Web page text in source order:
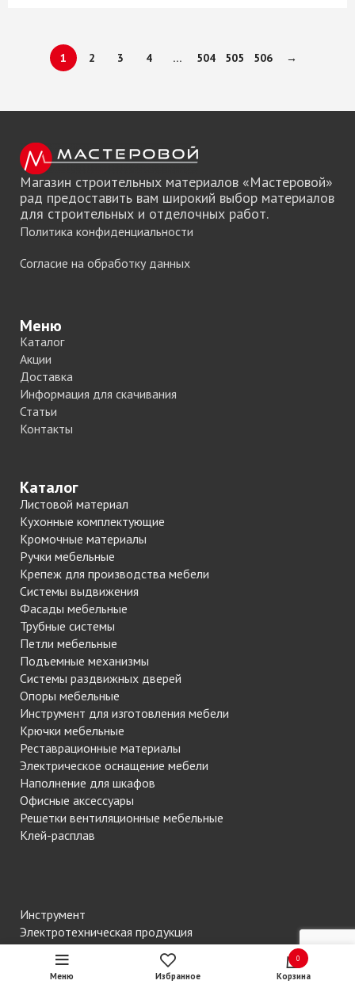
1 2 3 4 … 504 505 506 →
Магазин строительных материалов «Мастеровой»
рад предоставить вам широкий выбор материалов
для строительных и отделочных работ.
Политика конфиденциальности
Согласие на обработку данных
Меню
Каталог
Акции
Доставка
Информация для скачивания
Статьи
Контакты
Каталог
Листовой материал
Кухонные комплектующие
Кромочные материалы
Ручки мебельные
Крепеж для производства мебели
Системы выдвижения
Фасады мебельные
Трубные системы
Петли мебельные
Подъемные механизмы
Системы раздвижных дверей
Опоры мебельные
Инструмент для изготовления мебели
Крючки мебельные
Реставрационные материалы
Электрическое оснащение мебели
Наполнение для шкафов
Офисные аксессуары
Решетки вентиляционные мебельные
Клей-расплав
Инструмент
Электротехническая продукция
Крепежные изделия
Химия строительная
Профили отделочные, интерьерные
Меню Избранное
0
Корзина